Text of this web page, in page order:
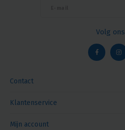
Contact
Volg ons
Klantenservice
Mijn account